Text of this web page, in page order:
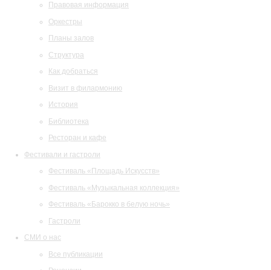
Правовая информация
Оркестры
Планы залов
Структура
Как добраться
Визит в филармонию
История
Библиотека
Ресторан и кафе
Фестивали и гастроли
Фестиваль «Площадь Искусств»
Фестиваль «Музыкальная коллекция»
Фестиваль «Барокко в белую ночь»
Гастроли
СМИ о нас
Все публикации